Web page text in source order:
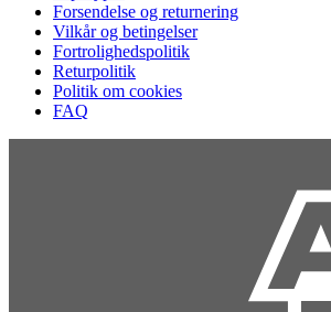
Forsendelse og returnering
Vilkår og betingelser
Fortrolighedspolitik
Returpolitik
Politik om cookies
FAQ